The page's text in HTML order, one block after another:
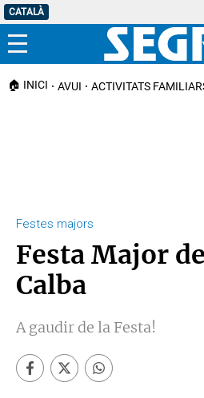
CATALÀ
Menú
🏠 INICI AVUI ACTIVITATS
Festes majors
Festa Major
Calba
A gaudir de la Festa!